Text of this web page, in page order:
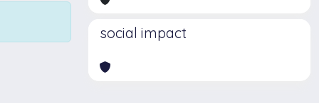
social impact